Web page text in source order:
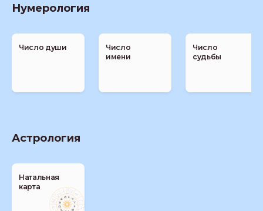
Нумерология
Число души
Число
имени
Число
судьбы
Астрология
Натальная
карта